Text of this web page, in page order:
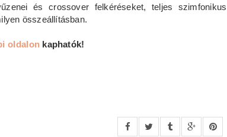
és crossover felkéréseket, teljes szimfonikus
összeállításban.
oldalon kaphatók!